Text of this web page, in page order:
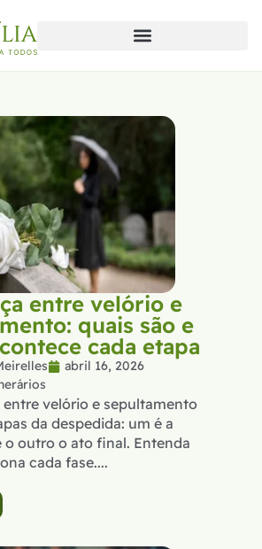
entre velório e
quais são e
cada etapa
abril 16, 2026
velório e sepultamento
da despedida: um é a
o outro o ato final. Entenda
cada fase....